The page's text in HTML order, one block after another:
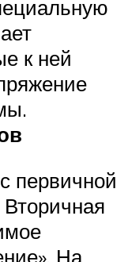
к ней
первичной
На